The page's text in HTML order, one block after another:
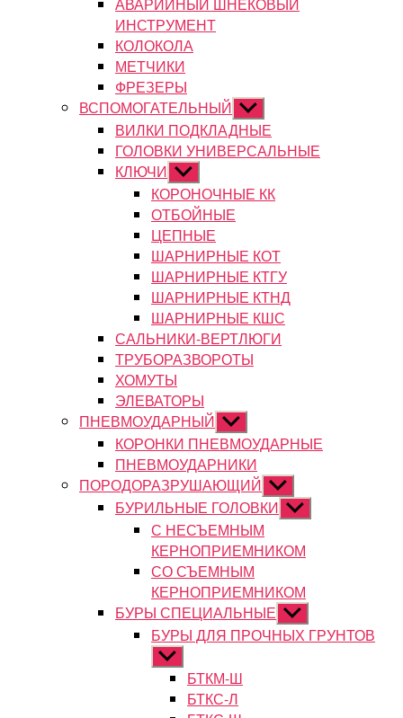
ИНСТРУМЕНТ
КОЛОКОЛА
МЕТЧИКИ
ФРЕЗЕРЫ
ВСПОМОГАТЕЛЬНЫЙ Показывать
подменю
ВИЛКИ ПОДКЛАДНЫЕ
ГОЛОВКИ УНИВЕРСАЛЬНЫЕ
КЛЮЧИ Показывать
подменю
КОРОНОЧНЫЕ КК
ОТБОЙНЫЕ
ЦЕПНЫЕ
ШАРНИРНЫЕ КОТ
ШАРНИРНЫЕ КТГУ
ШАРНИРНЫЕ КТНД
ШАРНИРНЫЕ КШС
САЛЬНИКИ-ВЕРТЛЮГИ
ТРУБОРАЗВОРОТЫ
ХОМУТЫ
ЭЛЕВАТОРЫ
ПНЕВМОУДАРНЫЙ Показывать
подменю
КОРОНКИ ПНЕВМОУДАРНЫЕ
ПНЕВМОУДАРНИКИ
ПОРОДОРАЗРУШАЮЩИЙ Показывать
подменю
БУРИЛЬНЫЕ ГОЛОВКИ Показывать
подменю
С НЕСЪЕМНЫМ
КЕРНОПРИЕМНИКОМ
СО СЪЕМНЫМ
КЕРНОПРИЕМНИКОМ
БУРЫ СПЕЦИАЛЬНЫЕ Показывать
подменю
БУРЫ ДЛЯ ПРОЧНЫХ ГРУНТОВ
Показывать
подменюБТКМ-Ш
БТКС-Л